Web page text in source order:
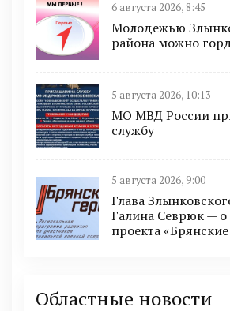
6 августа 2026, 8:45
Молодежью
района можно
5 августа 2026, 10:13
МО МВД России
службу
5 августа 2026, 9:00
Глава
Галина Севрюк — о
проекта
Областные новости